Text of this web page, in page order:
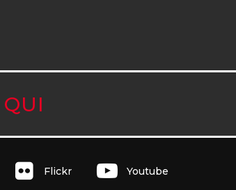
QUI
Flickr Youtube